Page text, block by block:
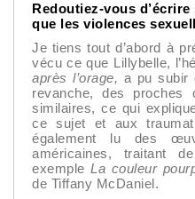
Redoutiez-vous
que les violences
Je tiens tout d’abord à
vécu ce que Lillybelle,
après l’orage, a pu subir
revanche, des proches
similaires, ce qui
ce sujet et aux
également lu des
américaines, traitant
exempleLa couleur
de Tiffany McDaniel.